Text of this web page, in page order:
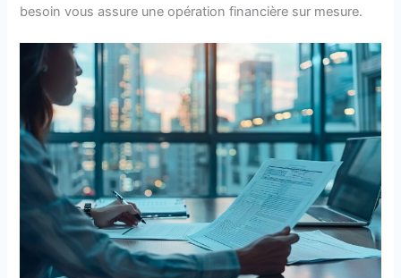
besoin vous assure une opération financière sur mesure.